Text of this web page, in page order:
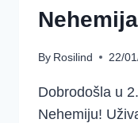
By Rosilind 22/
Dobrodošla u
Nehemiju!